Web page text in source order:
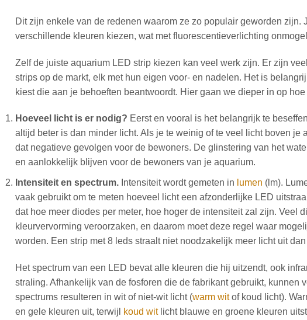
Dit zijn enkele van de redenen waarom ze zo populair geworden zijn.
verschillende kleuren kiezen, wat met fluorescentieverlichting
Zelf de juiste aquarium LED strip kiezen kan veel werk zijn. Er zijn
strips op de markt, elk met hun eigen voor- en nadelen. Het is
kiest die aan je behoeften beantwoordt. Hier gaan we dieper in op
Hoeveel licht is er nodig? Eerst en vooral is het belangrijk te
altijd beter is dan minder licht. Als je te weinig of te veel licht boven je
dat negatieve gevolgen voor de bewoners. De glinstering van het
en aanlokkelijk blijven voor de bewoners van je aquarium.
Intensiteit en spectrum.Intensiteit wordt gemeten in lumen (lm).
vaak gebruikt om te meten hoeveel licht een afzonderlijke LED
dat hoe meer diodes per meter, hoe hoger de intensiteit zal zijn. Veel
kleurvervorming veroorzaken, en daarom moet deze regel waar
worden. Een strip met 8 leds straalt niet noodzakelijk meer licht uit
Het spectrum van een LED bevat alle kleuren die hij uitzendt, ook
straling. Afhankelijk van de fosforen die de fabrikant gebruikt, kunnen
spectrums resulteren in wit of niet-wit licht (warm witof koud licht).
en gele kleuren uit, terwijl
koud witlicht blauwe en groene kleuren